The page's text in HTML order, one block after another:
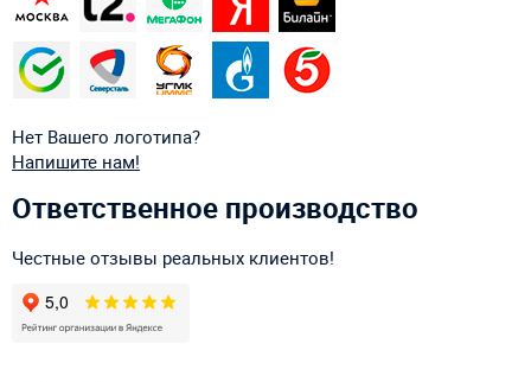
Нет Вашего логотипа?
Напишите нам!
Ответственное производство
Честные отзывы реальных клиентов!